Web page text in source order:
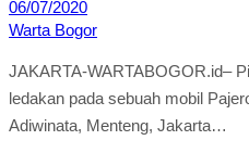
06/07/2020
Warta Bogor
JAKARTA-WARTABOGOR.id–
ledakan pada sebuah mobil
Adiwinata, Menteng, Jakarta…